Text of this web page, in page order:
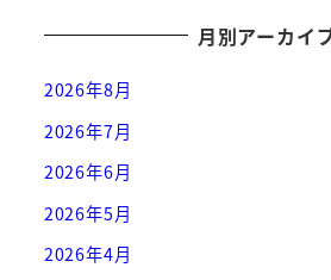
月別アーカイ
2026年8月
2026年7月
2026年6月
2026年5月
2026年4月